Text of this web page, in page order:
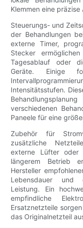
Klemmen eine präzise
Steuerungs- und
der Behandlungen
externe Timer,
Stecker
Tagesablauf oder
Geräte. Einige
Intensitätsstufen.
verschiedenen
Paneele für eine
Zubehör für
zusätzliche
externe Lüfter oder
längerem Betrieb
Hersteller
Lebensdauer und
Leistung. Ein
empfindliche
Ersatznetzteile
das Originalnetzteil